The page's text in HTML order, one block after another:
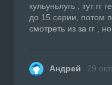
кульуньлугь , тут гг
до 15 серии, потом
смотреть из за гг ,
Андрей 29